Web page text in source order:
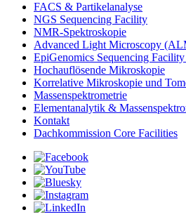
FACS & Partikelanalyse
NGS Sequencing Facility
NMR-Spektroskopie
Advanced Light Microscopy
EpiGenomics Sequencing
Hochauflösende Mikroskopie
Korrelative Mikroskopie und
Massenspektrometrie
Elementanalytik &
Kontakt
Dachkommission Core Facilities